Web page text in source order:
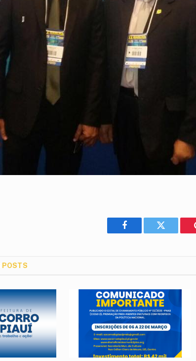
Facebook Twitter
POSTS